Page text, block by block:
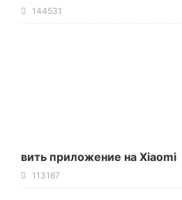
144531
вить приложение на Xiaomi
113167